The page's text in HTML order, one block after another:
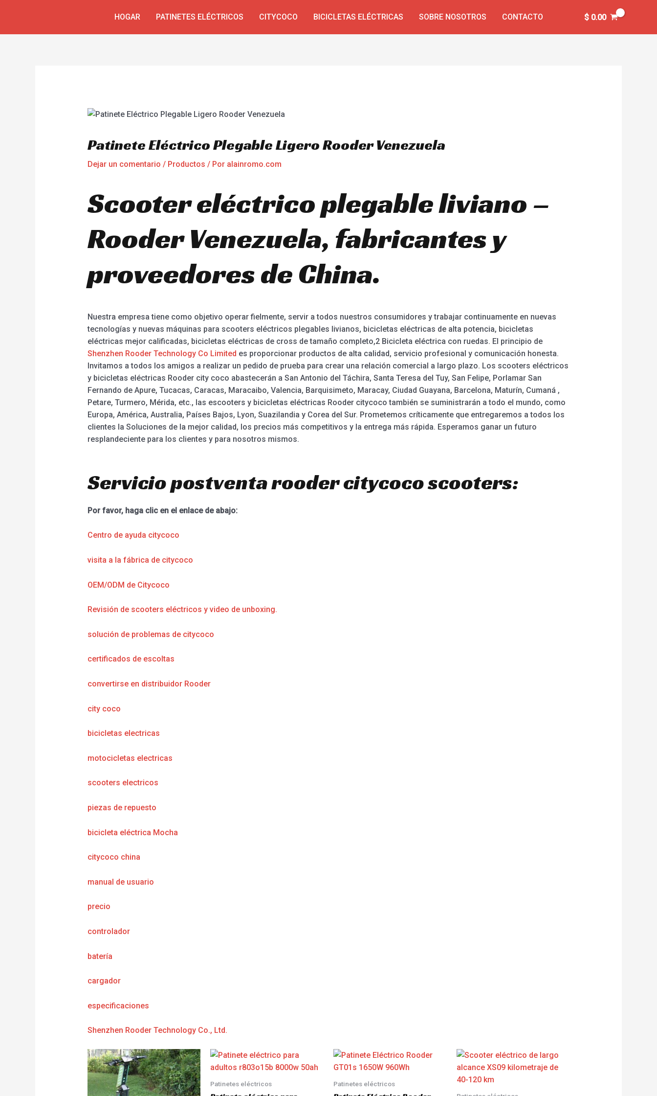
HOGAR PATINETES ELÉCTRICOS CITYCOCO BICICLETAS ELÉCTRICAS SOBRE NOSOTROS CONTACTO $0.00
Patinete Eléctrico Plegable Ligero Rooder Venezuela
Dejar un comentario / Productos / Por alainromo.com
Scooter eléctrico plegable liviano –
Rooder Venezuela, fabricantes y
proveedores de China.
Nuestra empresa tiene como objetivo operar fielmente, servir a todos nuestros consumidores y trabajar continuamente en nuevas
tecnologías y nuevas máquinas para scooters eléctricos plegables livianos, bicicletas eléctricas de alta potencia, bicicletas
eléctricas mejor calificadas, bicicletas eléctricas de cross de tamaño completo,2 Bicicleta eléctrica con ruedas. El principio de
Shenzhen Rooder Technology Co Limited es proporcionar productos de alta calidad, servicio profesional y comunicación honesta.
Invitamos a todos los amigos a realizar un pedido de prueba para crear una relación comercial a largo plazo. Los scooters eléctricos
y bicicletas eléctricas Rooder city coco abastecerán a San Antonio del Táchira, Santa Teresa del Tuy, San Felipe, Porlamar San
Fernando de Apure, Tucacas, Caracas, Maracaibo, Valencia, Barquisimeto, Maracay, Ciudad Guayana, Barcelona, Maturín, Cumaná ,
Petare, Turmero, Mérida, etc., las escooters y bicicletas eléctricas Rooder citycoco también se suministrarán a todo el mundo, como
Europa, América, Australia, Países Bajos, Lyon, Suazilandia y Corea del Sur. Prometemos críticamente que entregaremos a todos los
clientes la Soluciones de la mejor calidad, los precios más competitivos y la entrega más rápida. Esperamos ganar un futuro
resplandeciente para los clientes y para nosotros mismos.
Servicio postventa rooder citycoco scooters:
Por favor, haga clic en el enlace de abajo:
Centro de ayuda citycoco
visita a la fábrica de citycoco
OEM/ODM de Citycoco
Revisión de scooters eléctricos y video de unboxing.
solución de problemas de citycoco
certificados de escoltas
convertirse en distribuidor Rooder
city coco
bicicletas electricas
motocicletas electricas
scooters electricos
piezas de repuesto
bicicleta eléctrica Mocha
citycoco china
manual de usuario
precio
controlador
batería
cargador
especificaciones
Shenzhen Rooder Technology Co., Ltd.
Patinetes eléctricos Patinetes eléctricos